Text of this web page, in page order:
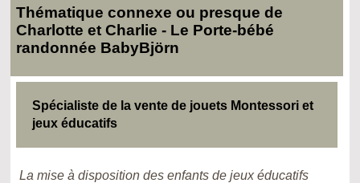
Thématique connexe ou presque de
Charlotte et Charlie - Le Porte-bébé
randonnée BabyBjörn
Spécialiste de la vente de jouets Montessori et
jeux éducatifs
La mise à disposition des enfants de jeux éducatifs